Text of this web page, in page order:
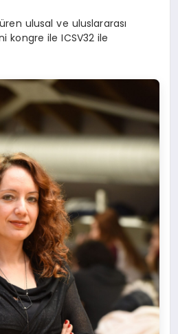
ulusal ve uluslararası
kongre ile ICSV32 ile